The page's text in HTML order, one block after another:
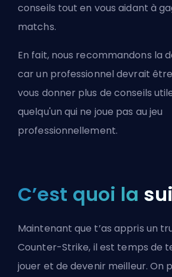
conseils tout en vous aidant à
matchs.
En fait, nous recommandons la
car un professionnel devrait
vous donner plus de conseils
quelqu'un qui ne joue pas au jeu
professionnellement.
C’est quoi la
Maintenant que t’as appris un
Counter-Strike, il est temps de
jouer et de devenir meilleur. On